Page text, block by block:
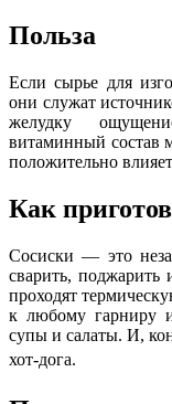
Польза
Если сырье для
они служат
желудку
витаминный состав
положительно
Как
Сосиски — это
сварить, поджарить
проходят
к любому гарниру
супы и салаты. И,
хот-дога.